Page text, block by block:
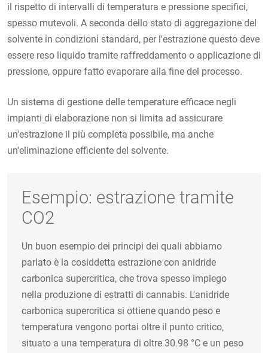
il rispetto di intervalli di temperatura e pressione specifici,
spesso mutevoli. A seconda dello stato di aggregazione del
solvente in condizioni standard, per l'estrazione questo deve
essere reso liquido tramite raffreddamento o applicazione di
pressione, oppure fatto evaporare alla fine del processo.
Un sistema di gestione delle temperature efficace negli
impianti di elaborazione non si limita ad assicurare
un'estrazione il più completa possibile, ma anche
un'eliminazione efficiente del solvente.
Esempio: estrazione tramite
CO2
Un buon esempio dei principi dei quali abbiamo
parlato è la cosiddetta estrazione con anidride
carbonica supercritica, che trova spesso impiego
nella produzione di estratti di cannabis. L'anidride
carbonica supercritica si ottiene quando peso e
temperatura vengono portai oltre il punto critico,
situato a una temperatura di oltre 30.98 °C e un peso